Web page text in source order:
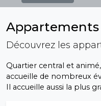
Découvrez les
Quartier central et
accueille de nombreux
Il accueille aussi la plus